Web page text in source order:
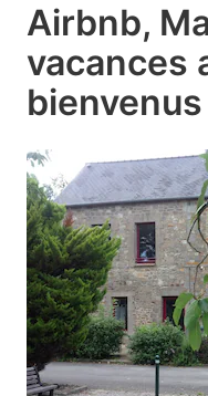
Airbnb,
vacances